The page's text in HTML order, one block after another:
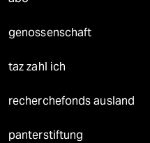
genossenschaft
taz zahl ich
recherchefonds ausland
panterstiftung